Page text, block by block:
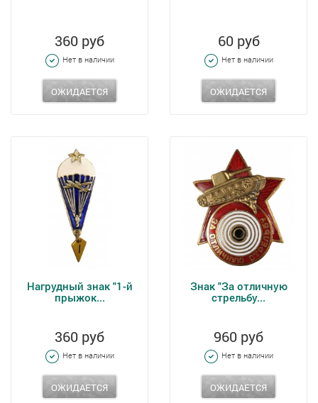
360 руб
Нет в наличии
ОЖИДАЕТСЯ
60 руб
Нет в наличии
ОЖИДАЕТСЯ
Нагрудный знак "1-й
прыжок...
360 руб
Нет в наличии
ОЖИДАЕТСЯ
Знак "За отличную
стрельбу...
960 руб
Нет в наличии
ОЖИДАЕТСЯ